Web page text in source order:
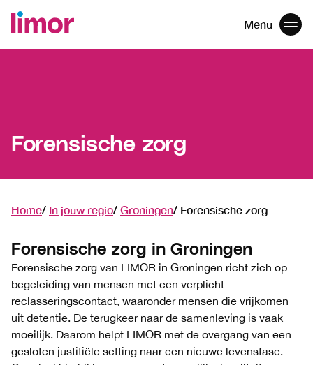
Navigatie
overslaan
Menu
Forensische zorg
Home In jouw regio Groningen Forensische zorg
Forensische zorg in Groningen
Forensische zorg van LIMOR in Groningen richt zich op
begeleiding van mensen met een verplicht
reclasseringscontact, waaronder mensen die vrijkomen
uit detentie. De terugkeer naar de samenleving is vaak
moeilijk. Daarom helpt LIMOR met de overgang van een
gesloten justitiële setting naar een nieuwe levensfase.